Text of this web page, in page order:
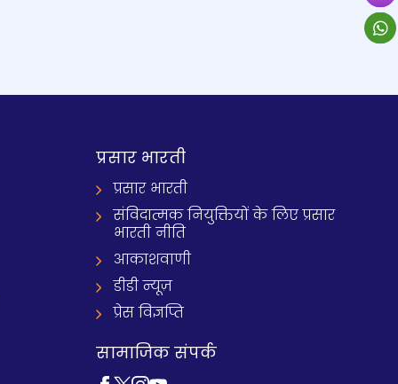
प्रसार भारती
प्रसार भारती
संविदात्मक नियुक्तियों के लिए प्रसार
भारती नीति
आकाशवाणी
डीडी न्यूज़
प्रेस विज्ञप्ति
सामाजिक संपर्क